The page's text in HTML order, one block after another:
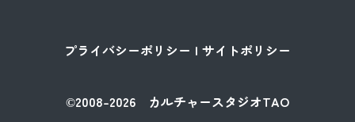
プライバシーポリシー サイトポリシー
©2008-2026 カルチャースタジオTAO